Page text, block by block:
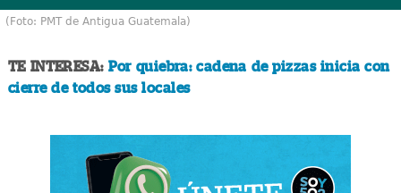
(Foto: PMT de Antigua Guatemala)
TE INTERESA: Por quiebra: cadena de pizzas inicia con
cierre de todos sus locales